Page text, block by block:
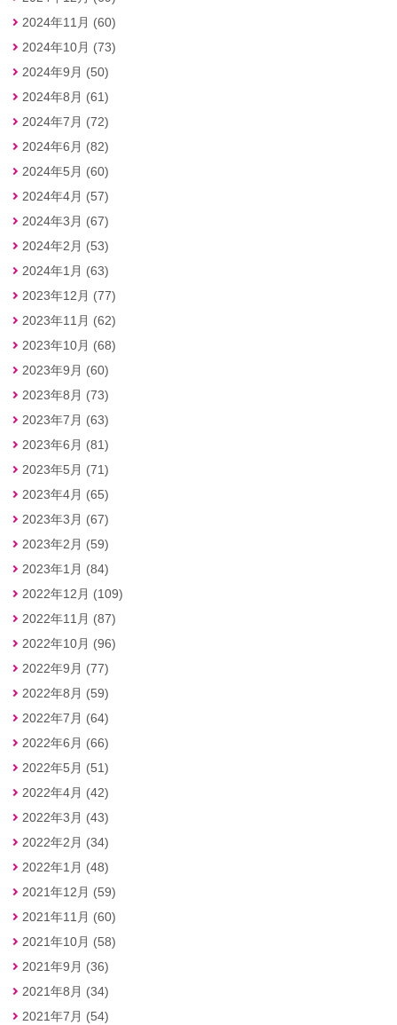
2024年11月 (60)
2024年10月 (73)
2024年9月 (50)
2024年8月 (61)
2024年7月 (72)
2024年6月 (82)
2024年5月 (60)
2024年4月 (57)
2024年3月 (67)
2024年2月 (53)
2024年1月 (63)
2023年12月 (77)
2023年11月 (62)
2023年10月 (68)
2023年9月 (60)
2023年8月 (73)
2023年7月 (63)
2023年6月 (81)
2023年5月 (71)
2023年4月 (65)
2023年3月 (67)
2023年2月 (59)
2023年1月 (84)
2022年12月 (109)
2022年11月 (87)
2022年10月 (96)
2022年9月 (77)
2022年8月 (59)
2022年7月 (64)
2022年6月 (66)
2022年5月 (51)
2022年4月 (42)
2022年3月 (43)
2022年2月 (34)
2022年1月 (48)
2021年12月 (59)
2021年11月 (60)
2021年10月 (58)
2021年9月 (36)
2021年8月 (34)
2021年7月 (54)